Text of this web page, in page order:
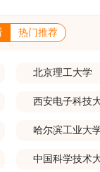
州实验室的工作推荐机
条件不同选拔方式的申
交通大学推荐免试研究生
者应满足当年度上海交
充规定。（二）报名方
意向，并在达成一致后
国家推荐免试服务系统
需登录上海交通大学研
并选定名录内交大导师
通知为准；硕博连读与
以报考学院通知为准。（
规定完成报名及缴费。
交符合报考条件的考生
，按要求整理申请材料
材料及自查表须于2025
招生办公室。重要提示
理；建议选择可靠快递
。材料不全、不符合要
所有提交材料不予退还
报名信息一经确认提交，
重新填报。三、选拔与
达的申请材料进行资格
情况。审查结果预计于
职责实施细则，明确导
为先、科研报国的育人
持续开展学术诚信教育
并举”育人机制学校系统
融合，构建全面发展的
践等多种途径，提升研
力和社会责任感的时代
略需求西南林业大学主
化学科布局与招生机制
目前，学校拥有4个一
个一级学科硕士点和17
生规模实现显著增长，
面，学校构建了“网络宣传
热门推荐
北京理工大学
西安电子科技
哈尔滨工业大
中国科学技术